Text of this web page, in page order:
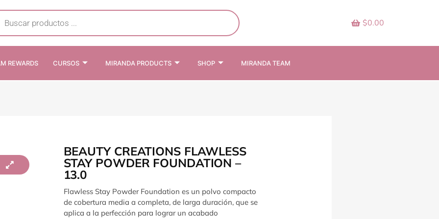
$0.00
REWARDS CURSOS MIRANDA PRODUCTS SHOP MIRANDA TEAM
BEAUTY CREATIONS FLAWLESS
STAY POWDER FOUNDATION –
13.0
Flawless Stay Powder Foundation es un polvo compacto
de cobertura media a completa, de larga duración, que se
aplica a la perfección para lograr un acabado